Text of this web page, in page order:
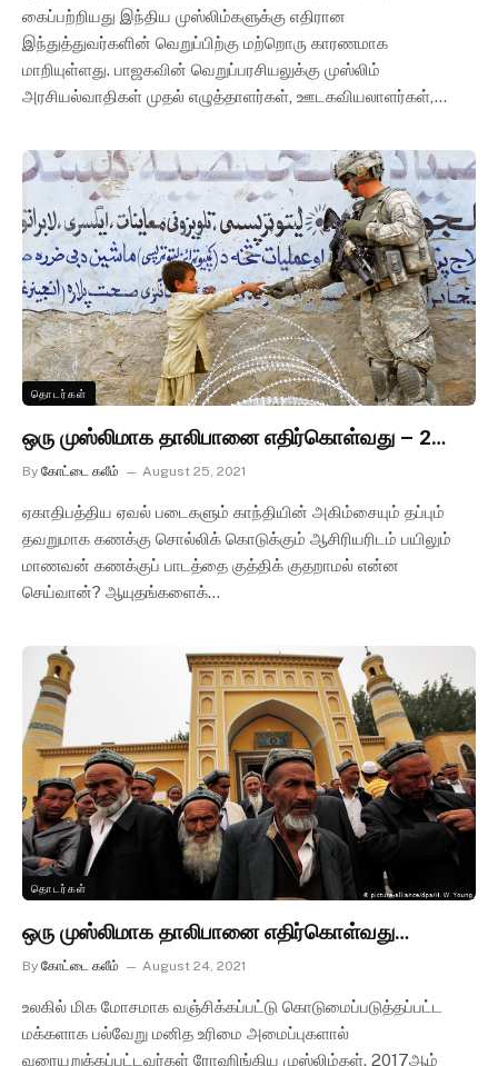
கைப்பற்றியது இந்திய முஸ்லிம்களுக்கு எதிரான
இந்துத்துவர்களின் வெறுப்பிற்கு மற்றொரு காரணமாக
மாறியுள்ளது. பாஜகவின் வெறுப்பரசியலுக்கு முஸ்லிம்
அரசியல்வாதிகள் முதல் எழுத்தாளர்கள், ஊடகவியலாளர்கள்,…
தொடர்கள்
ஒரு முஸ்லிமாக தாலிபானை எதிர்கொள்வது – 2…
By கோட்டை கலீம் August 25, 2021
ஏகாதிபத்திய ஏவல் படைகளும் காந்தியின் அகிம்சையும் தப்பும்
தவறுமாக கணக்கு சொல்லிக் கொடுக்கும் ஆசிரியரிடம் பயிலும்
மாணவன் கணக்குப் பாடத்தை குத்திக் குதறாமல் என்ன
செய்வான்? ஆயுதங்களைக்…
தொடர்கள்
ஒரு முஸ்லிமாக தாலிபானை எதிர்கொள்வது…
By கோட்டை கலீம் August 24, 2021
உலகில் மிக மோசமாக வஞ்சிக்கப்பட்டு கொடுமைப்படுத்தப்பட்ட
மக்களாக பல்வேறு மனித உரிமை அமைப்புகளால்
வரையறுக்கப்பட்டவர்கள் ரோஹிங்கிய முஸ்லிம்கள். 2017ஆம்